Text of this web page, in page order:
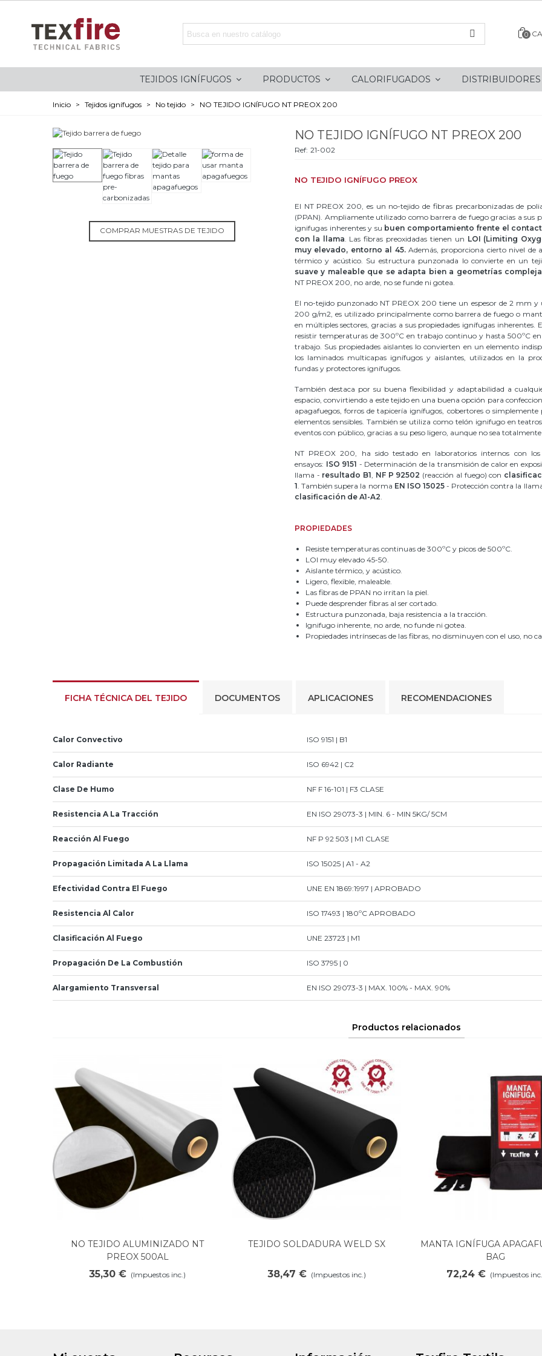
0
TEJIDOS IGNÍFUGOS PRODUCTOS CALORIFUGADOS DISTRIBUIDORES
Inicio > Tejidos ignífugos > No tejido > NO TEJIDO IGNÍFUGO NT PREOX 200
COMPRAR MUESTRAS DE TEJIDO
NO TEJIDO IGNÍFUGO NT PREOX 200
Ref: 21-002
NO TEJIDO IGNÍFUGO PREOX
El NT PREOX 200, es un no-tejido de fibras precarbonizadas de
(PPAN). Ampliamente utilizado como barrera de fuego gracias a sus
ignifugas inherentes y su buen comportamiento frente el
con la llama. Las fibras preoxidadas tienen un LOI (Limiting
muy elevado, entorno al 45. Además, proporciona cierto nivel de
térmico y acústico. Su estructura punzonada lo convierte en un
suave y maleable que se adapta bien a geometrías
NT PREOX 200, no arde, no se funde ni gotea.
El no-tejido punzonado NT PREOX 200 tiene un espesor de 2 mm y
200 g/m2, es utilizado principalmente como barrera de fuego o
en múltiples sectores, gracias a sus propiedades ignífugas inherentes.
resistir temperaturas de 300ºC en trabajo continuo y hasta 500ºC
trabajo. Sus propiedades aislantes lo convierten en un elemento
los laminados multicapas ignífugos y aislantes, utilizados en la
fundas y protectores ignífugos.
También destaca por su buena flexibilidad y adaptabilidad a
espacio, convirtiendo a este tejido en una buena opción para
apagafuegos, forros de tapicería ignífugos, cobertores o
elementos sensibles. También se utiliza como telón ignifugo en
eventos con público, gracias a su peso ligero, aunque no sea
NT PREOX 200, ha sido testado en laboratorios internos con los
ensayos: ISO 9151 - Determinación de la transmisión de calor en
llama - resultado B1, NF P 92502 (reacción al fuego) con
1. También supera la norma EN ISO 15025- Protección contra la
clasificación de A1-A2.
PROPIEDADES
Resiste temperaturas continuas de 300ºC y picos de 500ºC.
LOI muy elevado 45-50.
Aislante térmico, y acústico.
Ligero, flexible, maleable.
Las fibras de PPAN no irritan la piel.
Puede desprender fibras al ser cortado.
Estructura punzonada, baja resistencia a la tracción.
Ignifugo inherente, no arde, no funde ni gotea.
Propiedades intrínsecas de las fibras, no disminuyen con el uso, no
FICHA TÉCNICA DEL TEJIDO DOCUMENTOS APLICACIONES RECOMENDACIONES
Calor Convectivo ISO 9151 | B1
Calor Radiante ISO 6942 | C2
Clase De Humo NF F 16-101 | F3 CLASE
Resistencia A La Tracción EN ISO 29073-3 | MIN. 6 - MIN 5KG/ 5CM
Reacción Al Fuego NF P 92 503 | M1 CLASE
Propagación Limitada A La Llama ISO 15025 | A1 - A2
Efectividad Contra El Fuego UNE EN 1869:1997 | APROBADO
Resistencia Al Calor ISO 17493 | 180ºC APROBADO
Clasificación Al Fuego UNE 23723 | M1
Propagación De La Combustión ISO 3795 | 0
Alargamiento Transversal EN ISO 29073-3 | MAX. 100% - MAX. 90%
Productos relacionados
Ver más
NO TEJIDO ALUMINIZADO NT
PREOX 500AL
35,30 € (Impuestos inc.)
Ver más
TEJIDO SOLDADURA WELD SX
38,47 € (Impuestos inc.)
Ver más
MANTA IGNÍFUGA
BAG
72,24 € (Impuestos